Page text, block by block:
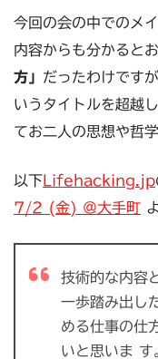
今回の会の中でのメ
内容からも分かると
方」 だったわけです
いうタイトルを超越
てお二人の思想や哲
以下Lifehacking.jp
7/2 (金) ＠大手町
技術的な内容
一歩踏み出し
める仕事の仕
いと思いま す